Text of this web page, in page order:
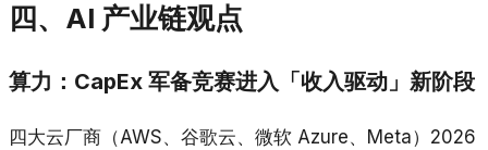
四、AI 产业链观点
算力：CapEx 军备竞赛进入「收入驱动」新阶段
四大云厂商（AWS、谷歌云、微软 Azure、Meta）2026